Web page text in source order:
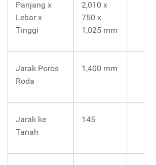
Panjang x
Lebar x
Tinggi
2,010 x
750 x
1,025 mm
Jarak Poros
Roda
1,400 mm
Jarak ke
Tanah
145